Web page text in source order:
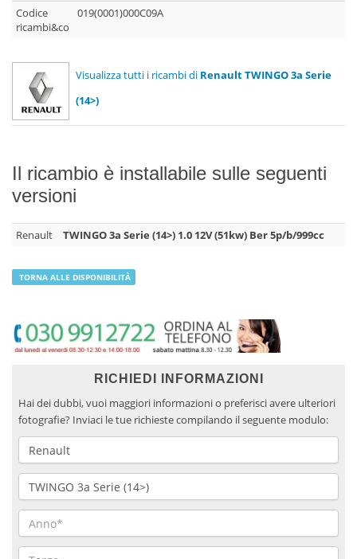
Codice
ricambi&co
019(0001)000C09A
Visualizza tutti i ricambi di Renault TWINGO 3a Serie
(14>)
Il ricambio è installabile sulle seguenti
versioni
Renault TWINGO 3a Serie (14>) 1.0 12V (51kw) Ber 5p/b/999cc
TORNA ALLE DISPONIBILITÀ
RICHIEDI INFORMAZIONI
Hai dei dubbi, vuoi maggiori informazioni o preferisci avere ulteriori
fotografie? Inviaci le tue richieste compilando il seguente modulo: